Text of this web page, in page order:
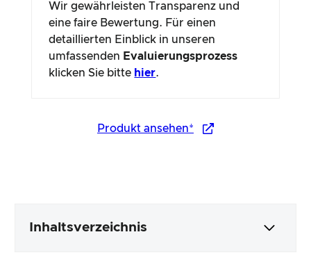
Wir gewährleisten Transparenz und
eine faire Bewertung. Für einen
detaillierten Einblick in unseren
umfassenden Evaluierungsprozess
klicken Sie bitte hier.
Produkt ansehen*
Inhaltsverzeichnis